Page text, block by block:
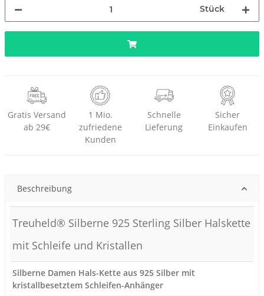
Stück
Gratis Versand
ab 29€
1 Mio.
zufriedene
Kunden
Schnelle
Lieferung
Sicher
Einkaufen
Beschreibung
Treuheld® Silberne 925 Sterling Silber Halskette
mit Schleife und Kristallen
Silberne Damen Hals-Kette aus 925 Silber mit
kristallbesetztem Schleifen-Anhänger